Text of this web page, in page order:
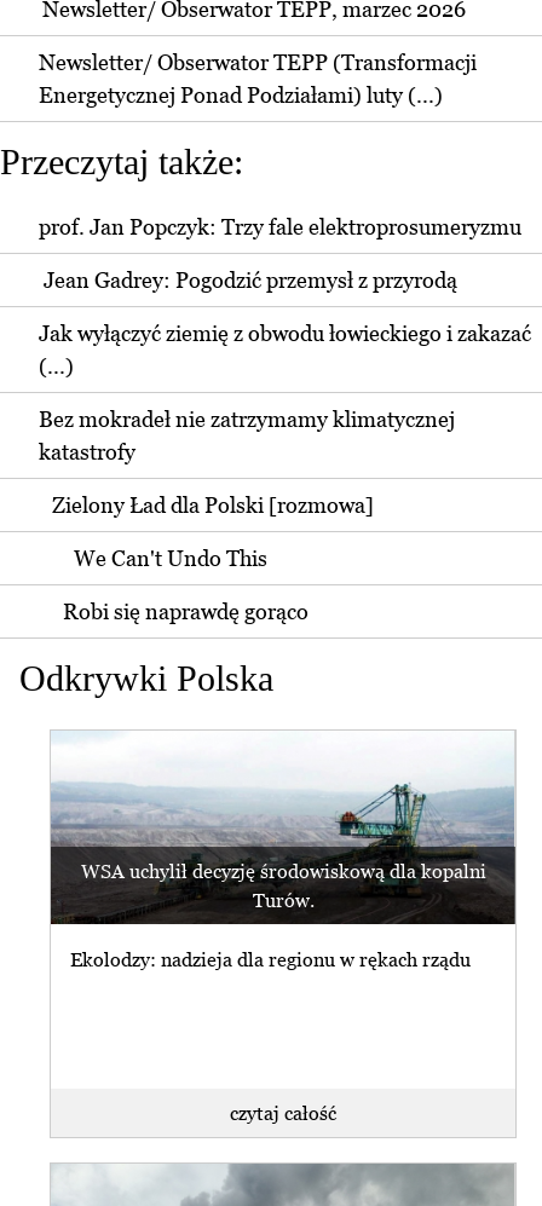
Newsletter/ Obserwator TEPP, marzec 2026
Newsletter/ Obserwator TEPP (Transformacji
Energetycznej Ponad Podziałami) luty (...)
Przeczytaj także:
prof. Jan Popczyk: Trzy fale elektroprosumeryzmu
Jean Gadrey: Pogodzić przemysł z przyrodą
Jak wyłączyć ziemię z obwodu łowieckiego i zakazać
(...)
Bez mokradeł nie zatrzymamy klimatycznej
katastrofy
Zielony Ład dla Polski [rozmowa]
We Can't Undo This
Robi się naprawdę gorąco
Odkrywki Polska
WSA uchylił decyzję środowiskową dla kopalni
Turów.
Ekolodzy: nadzieja dla regionu w rękach rządu
czytaj całość